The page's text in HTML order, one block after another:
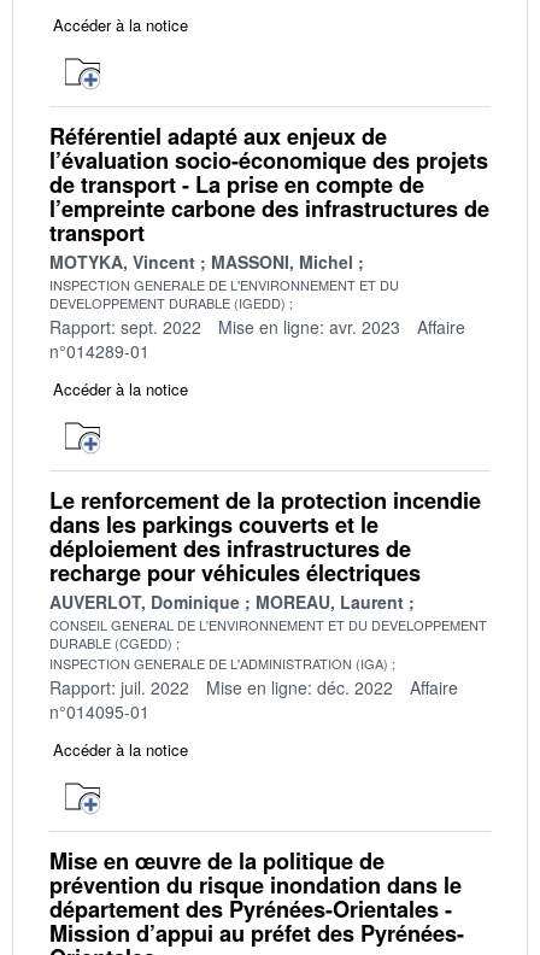
Accéder à la notice
Référentiel adapté aux enjeux de
l’évaluation socio-économique des projets
de transport - La prise en compte de
l’empreinte carbone des infrastructures de
transport
MOTYKA, Vincent MASSONI, Michel
INSPECTION GENERALE DE L'ENVIRONNEMENT ET DU
DEVELOPPEMENT DURABLE (IGEDD)
Rapport: sept. 2022 Mise en ligne: avr. 2023
Affaire
n°014289-01
Accéder à la notice
Le renforcement de la protection incendie
dans les parkings couverts et le
déploiement des infrastructures de
recharge pour véhicules électriques
AUVERLOT, Dominique MOREAU, Laurent
CONSEIL GENERAL DE L'ENVIRONNEMENT ET DU DEVELOPPEMENT
DURABLE (CGEDD)
INSPECTION GENERALE DE L'ADMINISTRATION (IGA)
Rapport: juil. 2022 Mise en ligne: déc. 2022
Affaire
n°014095-01
Accéder à la notice
Mise en œuvre de la politique de
prévention du risque inondation dans le
département des Pyrénées-Orientales -
Mission d’appui au préfet des Pyrénées-